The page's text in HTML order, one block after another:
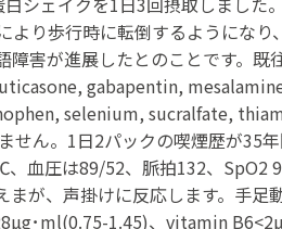
り歩行時に転倒するようになり
害が進展したとのことです。既
gabapentin,
selenium, sucralfate,
ん。1日2パックの喫煙歴が35
血圧は89/52、脈拍132、SpO2
が、声掛けに反応します。手足
･ml(0.75-1.45)、vitamin